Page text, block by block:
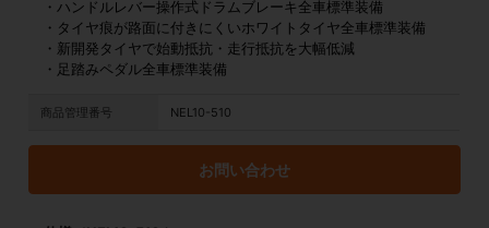
・ハンドルレバー操作式ドラムブレーキ全車標準装備
・タイヤ痕が路面に付きにくいホワイトタイヤ全車標準装備
・新開発タイヤで始動抵抗・走行抵抗を大幅低減
・足踏みペダル全車標準装備
商品管理番号 NEL10-510
お問い合わせ